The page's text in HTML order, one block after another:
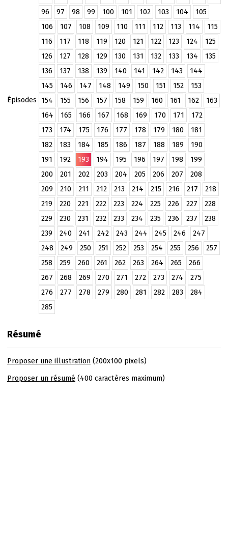
Épisodes
96
97 98 99 100 101 102 103 104
105
106
107 108 109 110 111 112 113 114
115
116
117 118 119 120 121 122 123 124
125
126
127 128 129 130 131 132 133 134
135
136
137 138 139 140 141 142 143
144
145
146 147 148 149 150 151 152
153
154
155 156 157 158 159 160 161 162
163
164
165 166 167 168 169 170 171
172
173
174 175 176 177 178 179 180
181
182
183 184 185 186 187 188 189
190
191
192 193 194 195 196 197 198
199
200
201 202 203 204 205 206 207
208
209
210 211 212 213 214 215 216 217
218
219
220 221 222 223 224 225 226 227
228
229
230 231 232 233 234 235 236 237
238
239
240 241 242 243 244 245 246
247
248
249 250 251 252 253 254 255 256
257
258
259 260 261 262 263 264 265
266
267
268 269 270 271 272 273 274
275
276
277 278 279 280 281 282 283
284
285
Résumé
Proposer une illustration(200x100 pixels)
Proposer un résumé (400 caractères maximum)